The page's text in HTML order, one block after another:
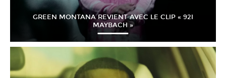
GREEN MONTANA REVIENT AVEC LE CLIP « 92I
MAYBACH »